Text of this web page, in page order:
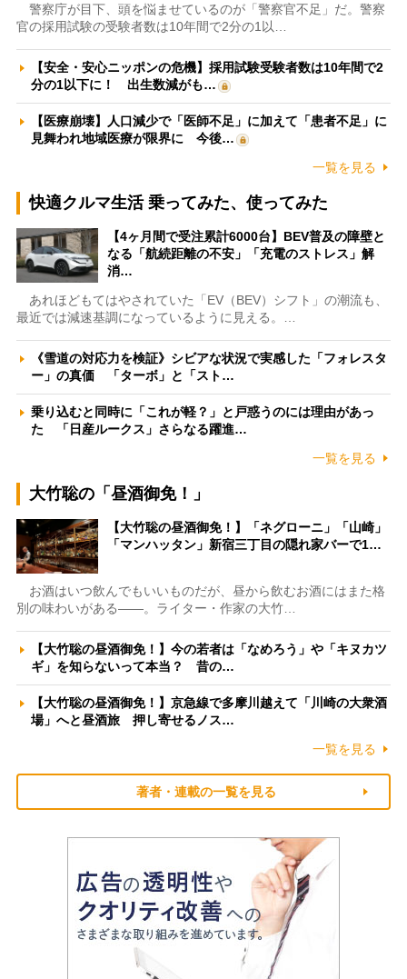
警察庁が目下、頭を悩ませているのが「警察官不足」だ。警察
官の採用試験の受験者数は10年間で2分の1以…
【安全・安心ニッポンの危機】採用試験受験者数は10年間で2
分の1以下に！ 出生数減がも…
【医療崩壊】人口減少で「医師不足」に加えて「患者不足」に
見舞われ地域医療が限界に 今後…
一覧を見る
快適クルマ生活 乗ってみた、使ってみた
【4ヶ月間で受注累計6000台】BEV普及の障壁と
なる「航続距離の不安」「充電のストレス」解
消…
あれほどもてはやされていた「EV（BEV）シフト」の潮流も、
最近では減速基調になっているように見える。…
《雪道の対応力を検証》シビアな状況で実感した「フォレスタ
ー」の真価 「ターボ」と「スト…
乗り込むと同時に「これが軽？」と戸惑うのには理由があっ
た 「日産ルークス」さらなる躍進…
一覧を見る
大竹聡の「昼酒御免！」
【大竹聡の昼酒御免！】「ネグローニ」「山崎」
「マンハッタン」新宿三丁目の隠れ家バーで1…
お酒はいつ飲んでもいいものだが、昼から飲むお酒にはまた格
別の味わいがある――。ライター・作家の大竹…
【大竹聡の昼酒御免！】今の若者は「なめろう」や「キヌカツ
ギ」を知らないって本当？ 昔の…
【大竹聡の昼酒御免！】京急線で多摩川越えて「川崎の大衆酒
場」へと昼酒旅 押し寄せるノス…
一覧を見る
著者・連載の一覧を見る